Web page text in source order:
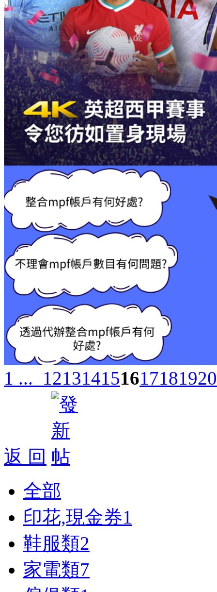
1 ... 121314151617181920
返 回
全部
印花,現金券1
鞋服類2
家電類7